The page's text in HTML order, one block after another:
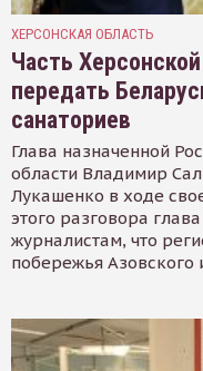
ХЕРСОНСКАЯ ОБЛАСТЬ
Часть
передать
санаториев
Глава назначенной
области Владимир
Лукашенко в ходе
этого разговора
журналистам, что
побережья Азовского